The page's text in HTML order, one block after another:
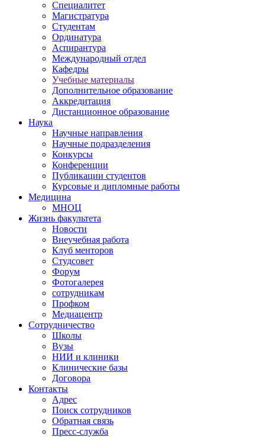
Специалитет
Магистратура
Студентам
Ординатура
Аспирантура
Международный отдел
Кафедры
Учебные материалы
Дополнительное образование
Аккредитация
Дистанционное образование
Наука
Научные направления
Научные подразделения
Конкурсы
Конференции
Публикации студентов
Курсовые и дипломные работы
Медицина
МНОЦ
Жизнь факультета
Новости
Внеучебная работа
Клуб менторов
Студсовет
Форум
Фотогалерея
сотрудникам
Профком
Медиацентр
Сотрудничество
Школы
Вузы
НИИ и клиники
Клинические базы
Договора
Контакты
Адрес
Поиск сотрудников
Обратная связь
Пресс-служба